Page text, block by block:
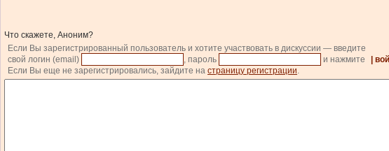
Что скажете, Аноним?
Если Вы зарегистрированный пользователь и хотите участвовать в дискуссии — введите
свой логин (email)
, пароль и нажмите |
Если Вы еще не зарегистрировались, зайдите на страницу регистрации.